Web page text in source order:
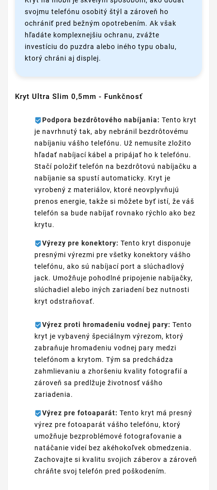
svojmu telefónu osobitý štýl a zároveň ho
ochrániť pred bežným opotrebením. Ak však
hľadáte komplexnejšiu ochranu, zvážte
investíciu do puzdra alebo iného typu obalu,
ktorý chráni aj displej.
Kryt Ultra Slim 0,5mm - Funkčnosť
Podpora bezdrôtového nabíjania: Tento kryt
je navrhnutý tak, aby nebránil bezdrôtovému
nabíjaniu vášho telefónu. Už nemusíte zložito
hľadať nabíjací kábel a pripájať ho k telefónu.
Stačí položiť telefón na bezdrôtovú nabíjačku a
nabíjanie sa spustí automaticky. Kryt je
vyrobený z materiálov, ktoré neovplyvňujú
prenos energie, takže si môžete byť istí, že váš
telefón sa bude nabíjať rovnako rýchlo ako bez
krytu.
Výrezy pre konektory: Tento kryt disponuje
presnými výrezmi pre všetky konektory vášho
telefónu, ako sú nabíjací port a slúchadlový
jack. Umožňuje pohodlné pripojenie nabíjačky,
slúchadiel alebo iných zariadení bez nutnosti
kryt odstraňovať.
Výrez proti hromadeniu vodnej pary: Tento
kryt je vybavený špeciálnym výrezom, ktorý
zabraňuje hromadeniu vodnej pary medzi
telefónom a krytom. Tým sa predchádza
zahmlievaniu a zhoršeniu kvality fotografií a
zároveň sa predlžuje životnosť vášho
zariadenia.
Výrez pre fotoaparát: Tento kryt má presný
výrez pre fotoaparát vášho telefónu, ktorý
umožňuje bezproblémové fotografovanie a
natáčanie videí bez akéhokoľvek obmedzenia.
Zachovajte si kvalitu svojich záberov a zároveň
chráňte svoj telefón pred poškodením.